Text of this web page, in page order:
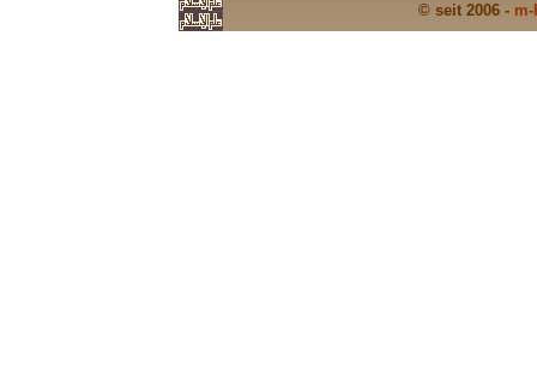
© seit 2006 -